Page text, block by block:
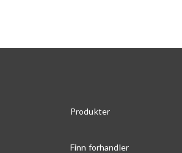
Produkter
Finn forhandler